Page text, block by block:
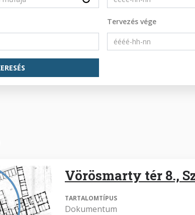
Tervezés vége
Vörösmarty tér 8.,
TARTALOMTÍPUS
Dokumentum